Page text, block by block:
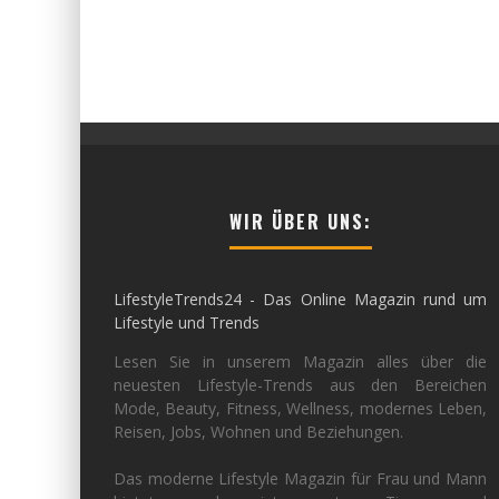
WIR ÜBER UNS:
LifestyleTrends24 - Das Online Magazin rund um
Lifestyle und Trends
Lesen Sie in unserem Magazin alles über die
neuesten Lifestyle-Trends aus den Bereichen
Mode, Beauty, Fitness, Wellness, modernes Leben,
Reisen, Jobs, Wohnen und Beziehungen.
Das moderne Lifestyle Magazin für Frau und Mann